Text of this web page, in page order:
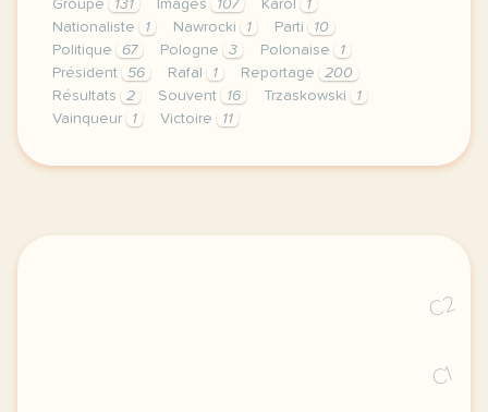
Groupe
131 Images 107 Karol
1
Nationaliste
1 Nawrocki 1 Parti
10
Politique
67 Pologne 3 Polonaise
1
Président
56 Rafal 1 Reportage
200
Résultats
2 Souvent 16 Trzaskowski
1
Vainqueur
1 Victoire 11
le respect de votre vie privee est une priorite
C2
C1